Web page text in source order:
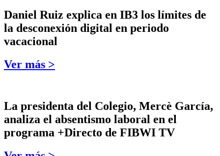
Daniel Ruiz explica en IB3 los límites de
la desconexión digital en periodo
vacacional
Ver más >
La presidenta del Colegio, Mercè García,
analiza el absentismo laboral en el
programa +Directo de FIBWI TV